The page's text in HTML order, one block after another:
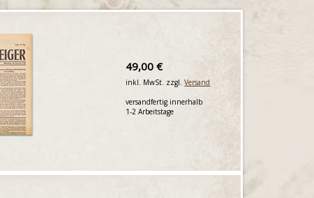
49,00 €
inkl. MwSt. zzgl.Versand
versandfertig innerhalb
1-2 Arbeitstage